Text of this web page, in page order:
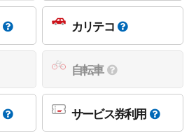
カリテコ
自転車
サービス券利用